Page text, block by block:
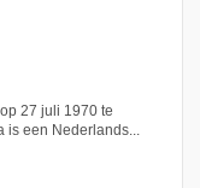
27 juli 1970 te
is een Nederlands...